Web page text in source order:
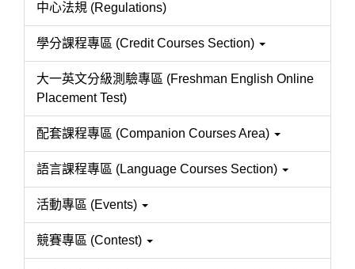
中心法規 (Regulations)
學分課程專區 (Credit Courses Section)
大一英文分級測驗專區 (Freshman English Online
Placement Test)
配套課程專區 (Companion Courses Area)
語言課程專區 (Language Courses Section)
活動專區 (Events)
競賽專區 (Contest)